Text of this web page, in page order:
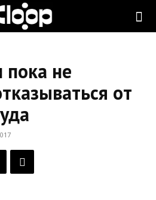
пока не
от